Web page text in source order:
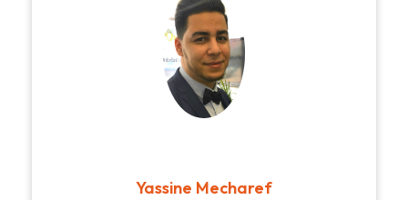
Yassine Mecharef